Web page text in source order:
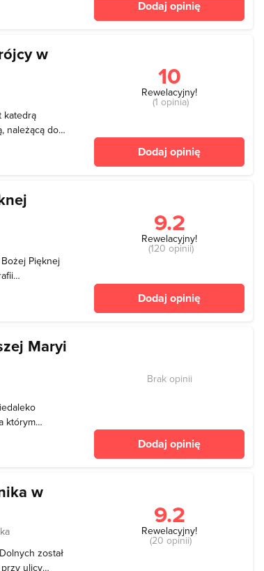
Dodaj opinię
w
katedrą
należącą do
10
Rewelacyjny!
(1 opinia)
Dodaj opinię
Pięknej
9.2
Rewelacyjny!
(120 opinii)
Dodaj opinię
Maryi
którym
Brak opinii
Dodaj opinię
w
został
ulicy
9.2
Rewelacyjny!
(20 opinii)